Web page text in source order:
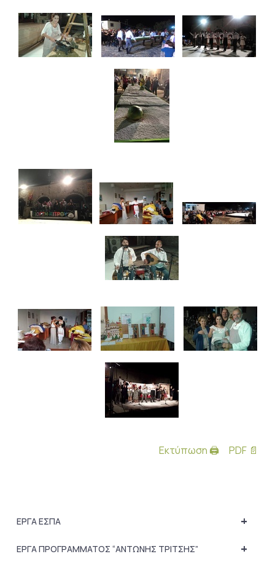
Εκτύπωση 🖨 PDF 📄
+
ΕΡΓΑ ΕΣΠΑ
+
ΕΡΓΑ ΠΡΟΓΡΑΜΜΑΤΟΣ “ΑΝΤΩΝΗΣ ΤΡΙΤΣΗΣ”